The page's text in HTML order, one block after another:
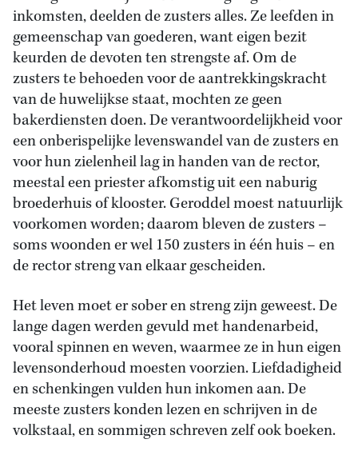
inkomsten, deelden de zusters alles. Ze leefden in
gemeenschap van goederen, want eigen bezit
keurden de devoten ten strengste af. Om de
zusters te behoeden voor de aantrekkingskracht
van de huwelijkse staat, mochten ze geen
bakerdiensten doen. De verantwoordelijkheid voor
een onberispelijke levenswandel van de zusters en
voor hun zielenheil lag in handen van de rector,
meestal een priester afkomstig uit een naburig
broederhuis of klooster. Geroddel moest natuurlijk
voorkomen worden; daarom bleven de zusters –
soms woonden er wel 150 zusters in één huis – en
de rector streng van elkaar gescheiden.
Het leven moet er sober en streng zijn geweest. De
lange dagen werden gevuld met handenarbeid,
vooral spinnen en weven, waarmee ze in hun eigen
levensonderhoud moesten voorzien. Liefdadigheid
en schenkingen vulden hun inkomen aan. De
meeste zusters konden lezen en schrijven in de
volkstaal, en sommigen schreven zelf ook boeken.